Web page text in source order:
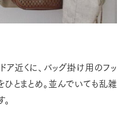
近くに、バッグ掛け用のフッ
とまとめ。並んでいても乱雑